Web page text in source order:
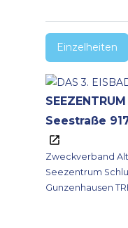
Einzelheiten
Seestraße
Zweckverband
Seezentrum